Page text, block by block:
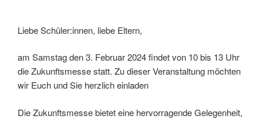
Liebe Schüler:innen, liebe Eltern,
am Samstag den 3. Februar 2024 findet von 10 bis 13 Uhr
die Zukunftsmesse statt. Zu dieser Veranstaltung möchten
wir Euch und Sie herzlich einladen
Die Zukunftsmesse bietet eine hervorragende Gelegenheit,